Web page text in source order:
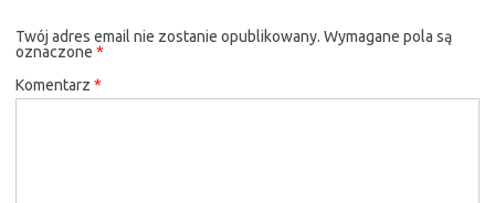
Twój adres email nie zostanie opublikowany. Wymagane pola są
oznaczone *
Komentarz *